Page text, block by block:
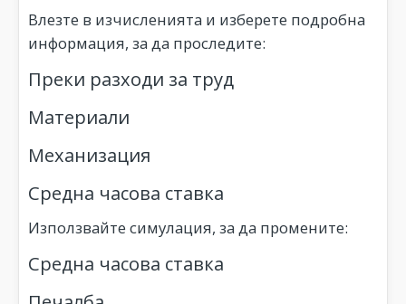
Влезте в изчисленията и изберете подробна
информация, за да проследите:
Преки разходи за труд
Материали
Механизация
Средна часова ставка
Използвайте симулация, за да промените:
Средна часова ставка